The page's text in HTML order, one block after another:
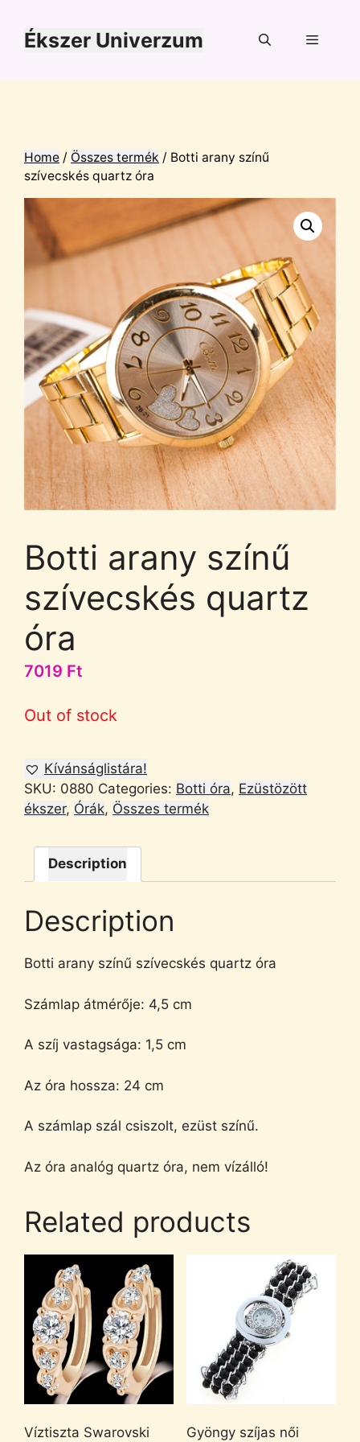
tartalomba
Ékszer Univerzum
Home / Összes termék / Botti arany színű
szívecskés quartz óra
Botti arany színű
szívecskés quartz
óra
7019 Ft
Out of stock
Kívánságlistára!
SKU: 0880 Categories: Botti óra, Ezüstözött
ékszer, Órák, Összes termék
Description
Description
Botti arany színű szívecskés quartz óra
Számlap átmérője: 4,5 cm
A szíj vastagsága: 1,5 cm
Az óra hossza: 24 cm
A számlap szál csiszolt, ezüst színű.
Az óra analóg quartz óra, nem vízálló!
Related products
Víztiszta Swarovski
Gyöngy szíjas női